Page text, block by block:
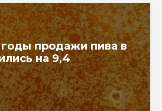
годы продажи пива в
на 9,4